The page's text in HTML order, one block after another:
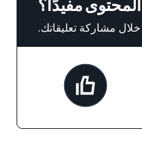
مفيدًا؟
مشاركة تعليقاتك.